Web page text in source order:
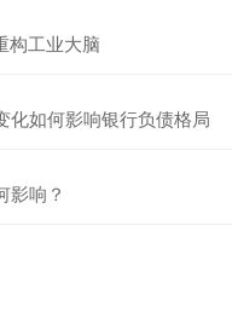
构工业大脑
化如何影响银行负债格局
影响？